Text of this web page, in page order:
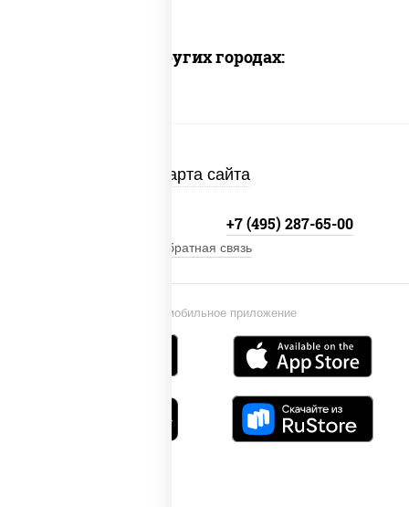
Доставка в других городах:
Карта сайта
Установи мобильное приложение
+7 (495) 287-65-00
Обратная связь